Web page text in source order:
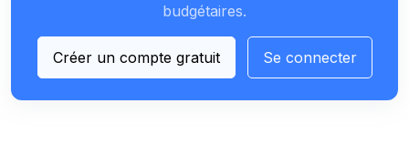
budgétaires.
Créer un compte gratuit Se connecter